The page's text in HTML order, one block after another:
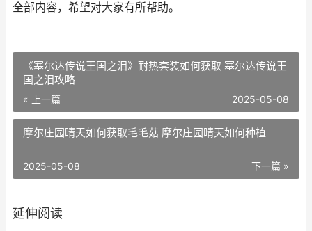
全部内容，希望对大家有所帮助。
《塞尔达传说王国之泪》耐热套装如何获取 塞尔达传说王
国之泪攻略
« 上一篇 2025-05-08
摩尔庄园晴天如何获取毛毛菇 摩尔庄园晴天如何种植
下一篇 »
2025-05-08
延伸阅读